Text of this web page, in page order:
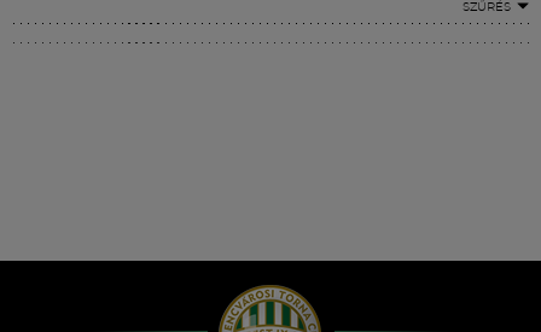
SZŰRÉS
Hírek